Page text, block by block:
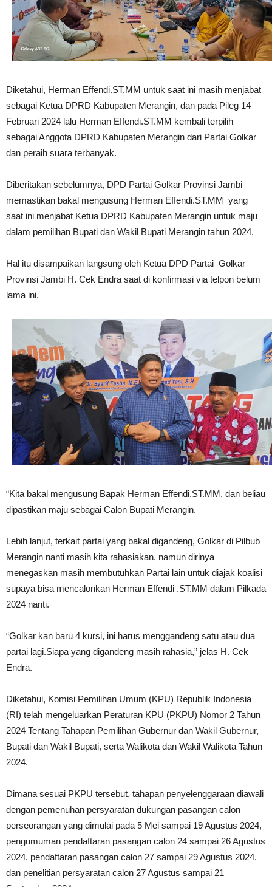
Diketahui, Herman Effendi.ST.MM untuk saat ini masih menjabat
sebagai Ketua DPRD Kabupaten Merangin, dan pada Pileg 14
Februari 2024 lalu Herman Effendi.ST.MM kembali terpilih
sebagai Anggota DPRD Kabupaten Merangin dari Partai Golkar
dan peraih suara terbanyak.
Diberitakan sebelumnya, DPD Partai Golkar Provinsi Jambi
memastikan bakal mengusung Herman Effendi.ST.MM yang
saat ini menjabat Ketua DPRD Kabupaten Merangin untuk maju
dalam pemilihan Bupati dan Wakil Bupati Merangin tahun 2024.
Hal itu disampaikan langsung oleh Ketua DPD Partai Golkar
Provinsi Jambi H. Cek Endra saat di konfirmasi via telpon belum
lama ini.
“Kita bakal mengusung Bapak Herman Effendi.ST.MM, dan beliau
dipastikan maju sebagai Calon Bupati Merangin.
Lebih lanjut, terkait partai yang bakal digandeng, Golkar di Pilbub
Merangin nanti masih kita rahasiakan, namun dirinya
menegaskan masih membutuhkan Partai lain untuk diajak koalisi
supaya bisa mencalonkan Herman Effendi .ST.MM dalam Pilkada
2024 nanti.
“Golkar kan baru 4 kursi, ini harus menggandeng satu atau dua
partai lagi.Siapa yang digandeng masih rahasia,” jelas H. Cek
Endra.
Diketahui, Komisi Pemilihan Umum (KPU) Republik Indonesia
(RI) telah mengeluarkan Peraturan KPU (PKPU) Nomor 2 Tahun
2024 Tentang Tahapan Pemilihan Gubernur dan Wakil Gubernur,
Bupati dan Wakil Bupati, serta Walikota dan Wakil Walikota Tahun
2024.
Dimana sesuai PKPU tersebut, tahapan penyelenggaraan diawali
dengan pemenuhan persyaratan dukungan pasangan calon
perseorangan yang dimulai pada 5 Mei sampai 19 Agustus 2024,
pengumuman pendaftaran pasangan calon 24 sampai 26 Agustus
2024, pendaftaran pasangan calon 27 sampai 29 Agustus 2024,
dan penelitian persyaratan calon 27 Agustus sampai 21